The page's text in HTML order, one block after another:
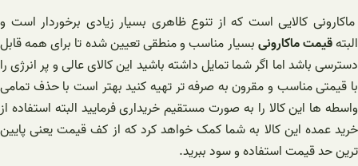
ماکارونی کالایی است که از تنوع ظاهری بسیار زیادی برخوردار است و
البتهقیمت ماکارونیبسیار مناسب و منطقی تعیین شده تا برای همه قابل
دسترسی باشد اما اگر شما تمایل داشته باشید این کالای عالی و پر انرژی را
با قیمتی مناسب و مقرون به صرفه تر تهیه کنید بهتر است با حذف تمامی
واسطه ها این کالا را به صورت مستقیم خریداری فرمایید البته استفاده از
خرید عمده این کالا به شما کمک خواهد کرد که از کف قیمت یعنی پایین
ترین حد قیمت استفاده و سود ببرید.